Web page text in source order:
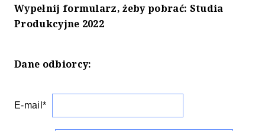
Wypełnij formularz, żeby pobrać: Studia
Produkcyjne 2022
Dane odbiorcy:
E-mail*